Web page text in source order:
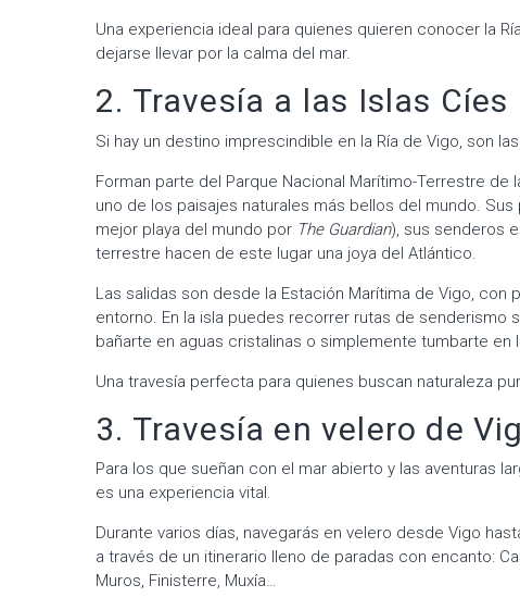
Una experiencia ideal para quienes quieren conocer la
dejarse llevar por la calma del mar.
2. Travesía a las Islas Cíes
Si hay un destino imprescindible en la Ría de Vigo, son las
Forman parte del Parque Nacional Marítimo-Terrestre
uno de los paisajes naturales más bellos del mundo.
mejor playa del mundo por The Guardian), sus senderos
terrestre hacen de este lugar una joya del Atlántico.
Las salidas son desde la Estación Marítima de Vigo, con
entorno. En la isla puedes recorrer rutas de senderismo
bañarte en aguas cristalinas o simplemente tumbarte en
Una travesía perfecta para quienes buscan naturaleza
3. Travesía en velero de
Para los que sueñan con el mar abierto y las aventuras
es una experiencia vital.
Durante varios días, navegarás en velero desde Vigo
a través de un itinerario lleno de paradas con encanto:
Muros, Finisterre, Muxía…